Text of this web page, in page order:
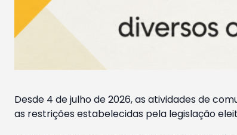
Desde 4 de julho de 2026, as atividades de
as restrições estabelecidas pela legislação